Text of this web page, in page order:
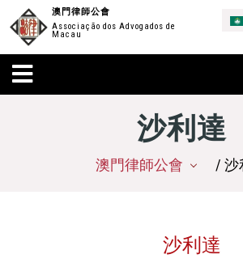
澳門律師公會
Associação dos Advogados de
Macau
沙利達
澳門律師公會 / 沙
沙利達